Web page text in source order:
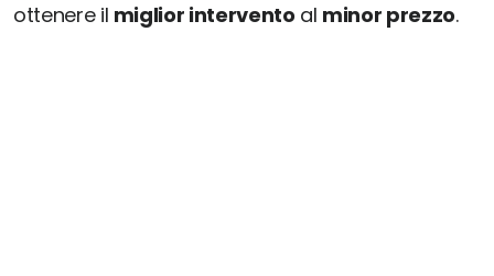
ottenere il miglior intervento al minor prezzo.